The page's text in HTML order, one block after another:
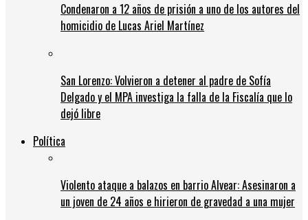
Condenaron a 12 años de prisión a uno de los autores del
homicidio de Lucas Ariel Martínez
San Lorenzo: Volvieron a detener al padre de Sofía
Delgado y el MPA investiga la falla de la Fiscalía que lo
dejó libre
Política
Violento ataque a balazos en barrio Alvear: Asesinaron a
un joven de 24 años e hirieron de gravedad a una mujer